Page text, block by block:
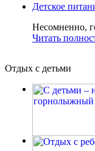
Детское
Несомненно,
Читать
Отдых с детьми